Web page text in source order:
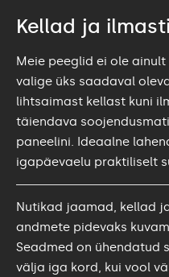
Kellad ja
Meie peeglid ei ole
valige üks saadaval
lihtsaimast kellast kuni
täiendava
paneelini. Ideaalne
igapäevaelu praktiliselt
Nutikad jaamad, kellad
andmete pidevaks
Seadmed on ühendatud
välja iga kord, kui vool